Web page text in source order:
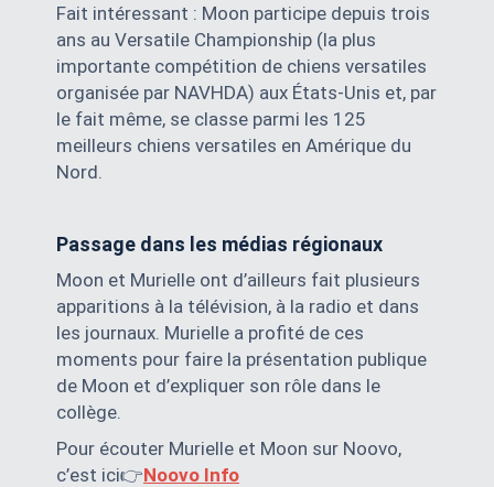
Fait intéressant : Moon participe depuis trois
ans au Versatile Championship (la plus
importante compétition de chiens versatiles
organisée par NAVHDA) aux États-Unis et, par
le fait même, se classe parmi les 125
meilleurs chiens versatiles en Amérique du
Nord.
Passage dans les médias régionaux
Moon et Murielle ont d’ailleurs fait plusieurs
apparitions à la télévision, à la radio et dans
les journaux. Murielle a profité de ces
moments pour faire la présentation publique
de Moon et d’expliquer son rôle dans le
collège.
Pour écouter Murielle et Moon sur Noovo,
c’est ici👉Noovo Info